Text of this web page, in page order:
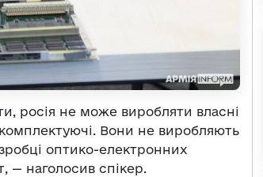
росія не може виробляти власні
Вони не виробляють
оптико-електронних
— наголосив спікер.